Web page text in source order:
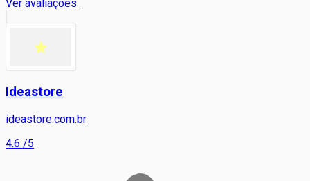
Ver avaliações
Ideastore
ideastore.com.br
4.6 /5